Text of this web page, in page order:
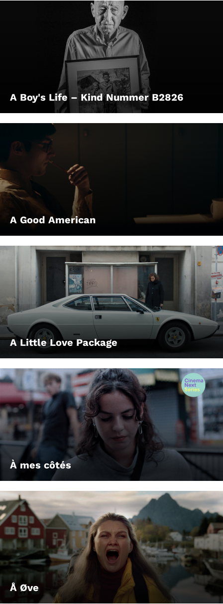
A Boy's Life – Kind Nummer B2826
A Good American
A Little Love Package
À mes côtés
Å Øve